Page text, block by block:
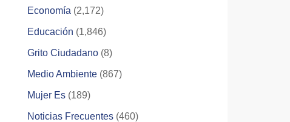
Economía (2,172)
Educación (1,846)
Grito Ciudadano (8)
Medio Ambiente (867)
Mujer Es (189)
Noticias Frecuentes (460)